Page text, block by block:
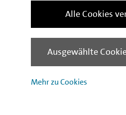
Mehr zu Cookies
Ausgewählte
Alle Cookies
mehr
Weitere
Sie auf der Seite